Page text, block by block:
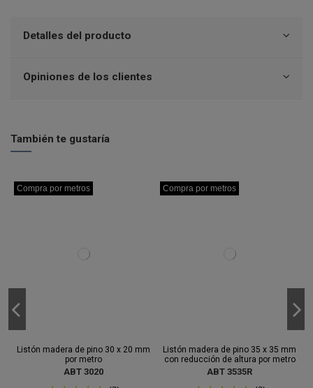
Detalles del producto
Opiniones de los clientes
También te gustaría
Compra por metros
Compra por metros
Listón madera de pino 30 x 20 mm
por metro
ABT 3020
Compra por metros
Compra por metros
Listón madera de pino 35 x 35 mm
con reducción de altura por metro
ABT 3535R